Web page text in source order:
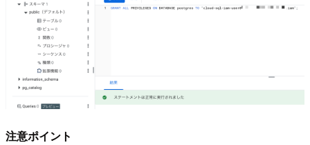
注意ポイント